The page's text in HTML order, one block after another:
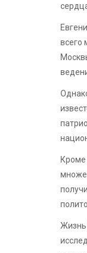
всего
Кроме
Жизнь